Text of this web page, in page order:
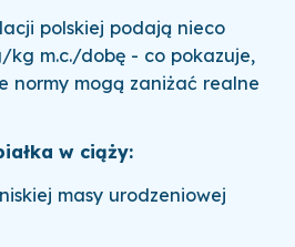
polskiej podają nieco
kg m.c./dobę - co pokazuje,
normy mogą zaniżać realne
w ciąży:
masy urodzeniowej